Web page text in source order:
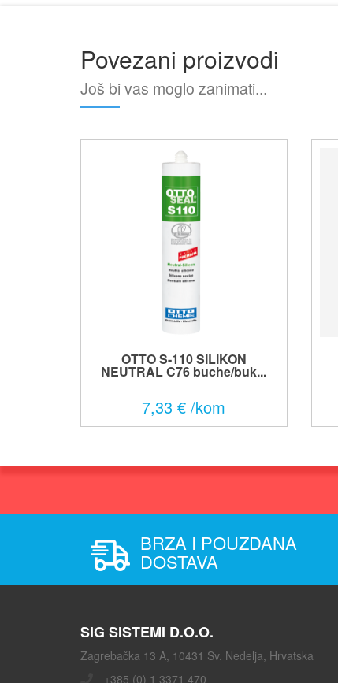
Povezani proizvodi
Još bi vas moglo zanimati...
OTTO S-110 SILIKON
NEUTRAL C76 buche/buk...
7,33 € /kom
BRZA I POUZDANA
DOSTAVA
SIG SISTEMI D.O.O.
Zagrebačka 13 A, 10431 Sv. Nedelja, Hrvatska
+385 (0) 1 3371 470